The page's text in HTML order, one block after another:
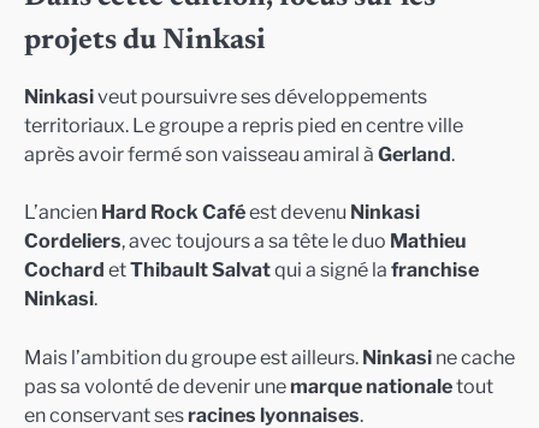
projets du Ninkasi
Ninkasiveut poursuivre ses développements
territoriaux. Le groupe a repris pied en centre ville
après avoir fermé son vaisseau amiral à Gerland.
L’ancien Hard Rock Caféest devenu Ninkasi
Cordeliers, avec toujours a sa tête le duo Mathieu
Cochard etThibault Salvatqui a signé la franchise
Ninkasi.
Mais l’ambition du groupe est ailleurs. Ninkasi ne cache
pas sa volonté de devenir une marque nationaletout
en conservant ses racines lyonnaises.